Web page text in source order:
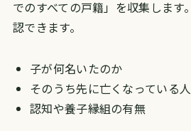
でのすべての戸籍」を収集します
認できます。
子が何名いたのか
そのうち先に亡くなっている
認知や養子縁組の有無